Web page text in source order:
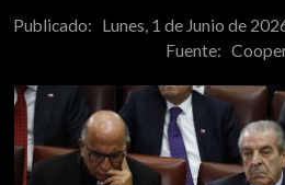
Publicado: Lunes, 1 de Junio de
Fuente: